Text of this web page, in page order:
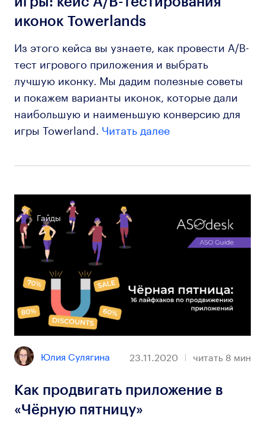
иконок Towerlands
Из этого кейса вы узнаете, как провести A/B-
тест игрового приложения и выбрать
лучшую иконку. Мы дадим полезные советы
и покажем варианты иконок, которые дали
наибольшую и наименьшую конверсию для
игры Towerland. Читать далее
Гайды
Юлия Сулягина 23.11.2020 читать 8 мин
Как продвигать приложение в
«Чёрную пятницу»